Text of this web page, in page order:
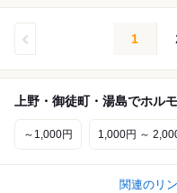
1
上野・御徒町・湯島でホル
～1,000円 1,000円 ～
関連のリ